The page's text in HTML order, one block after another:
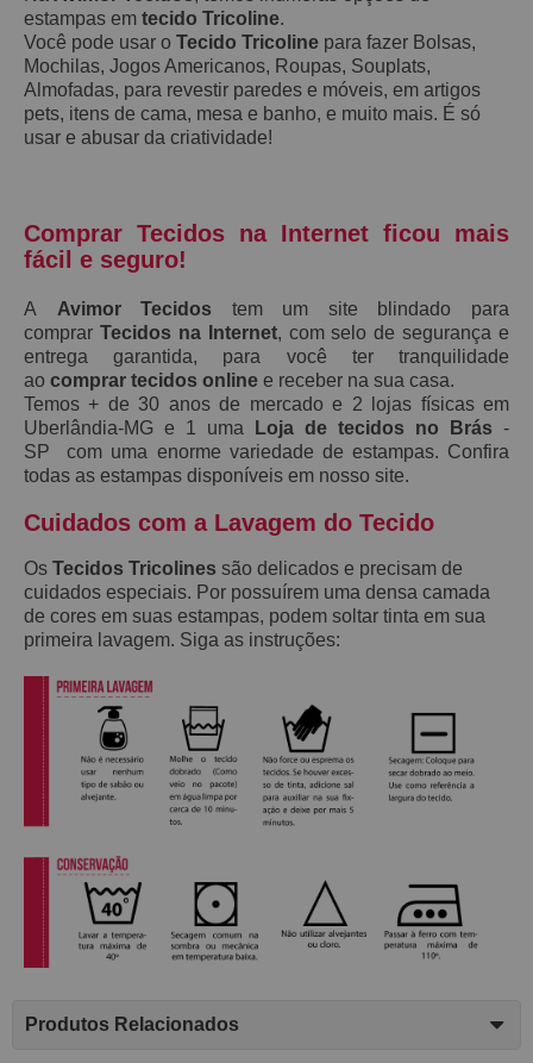
estampas em tecido Tricoline.
Você pode usar o Tecido Tricoline para fazer Bolsas,
Mochilas, Jogos Americanos, Roupas, Souplats,
Almofadas, para revestir paredes e móveis, em artigos
pets, itens de cama, mesa e banho, e muito mais. É só
usar e abusar da criatividade!
Comprar Tecidos na Internet ficou mais
fácil e seguro!
A Avimor Tecidos tem um site blindado para
comprar Tecidos na Internet, com selo de segurança e
entrega garantida, para você ter tranquilidade
ao comprar tecidos online e receber na sua casa.
Temos + de 30 anos de mercado e 2 lojas físicas em
Uberlândia-MG e 1 uma
Loja de tecidos no Brás -
SP com uma enorme variedade de estampas. Confira
todas as estampas disponíveis em nosso site.
Cuidados com a Lavagem do Tecido
Os Tecidos Tricolines são delicados e precisam de
cuidados especiais. Por possuírem uma densa camada
de cores em suas estampas, podem soltar tinta em sua
primeira lavagem. Siga as instruções:
Produtos Relacionados